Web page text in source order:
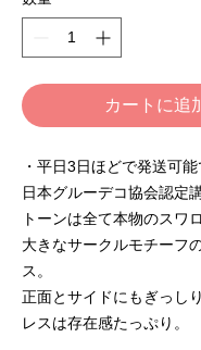
カートに追
・平日3日ほどで発送可能
日本グルーデコ協会認定
トーンは全て本物のスワ
大きなサークルモチーフ
ス。
正面とサイドにもぎっし
レスは存在感たっぷり。